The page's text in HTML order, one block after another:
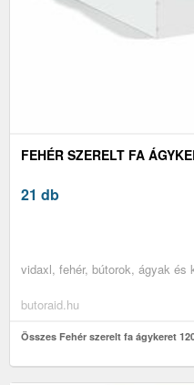
FEHÉR SZERELT FA
21 db
vidaxl, fehér, bútorok, ágyak
butoraid.hu
Összes Fehér szerelt fa ágykeret